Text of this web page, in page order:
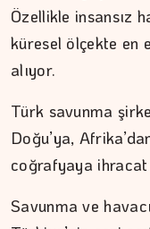
Özellikle insansız
küresel ölçekte en
alıyor.
Türk savunma
Doğu’ya,
coğrafyaya
Savunma ve